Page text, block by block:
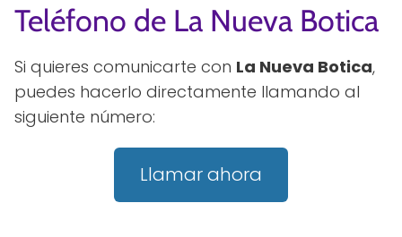
Teléfono de La Nueva Botica
Si quieres comunicarte con La Nueva Botica,
puedes hacerlo directamente llamando al
siguiente número:
Llamar ahora